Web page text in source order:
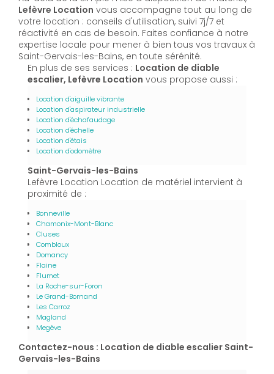
Lefèvre Location vous accompagne tout au long de
votre location : conseils d'utilisation, suivi 7j/7 et
réactivité en cas de besoin. Faites confiance à notre
expertise locale pour mener à bien tous vos travaux à
Saint-Gervais-les-Bains, en toute sérénité.
En plus de ses services : Location de diable
escalier, Lefèvre Location vous propose aussi :
Location d'aiguille vibrante
Location d'aspirateur industrielle
Location d'échafaudage
Location d'échelle
Location d'étais
Location d'odomètre
Saint-Gervais-les-Bains
Lefèvre Location Location de matériel intervient à
proximité de :
Bonneville
Chamonix-Mont-Blanc
Cluses
Combloux
Domancy
Flaine
Flumet
La Roche-sur-Foron
Le Grand-Bornand
Les Carroz
Magland
Megève
Contactez-nous : Location de diable escalier Saint-
Gervais-les-Bains